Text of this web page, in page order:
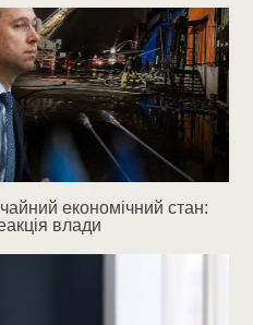
економічний стан:
влади